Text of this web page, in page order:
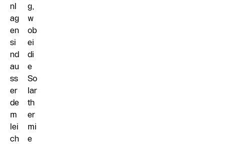
nl
ag
en
si
nd
au
ss
er
de
m
lei
ch
g,
w
ob
ei
di
e
So
lar
th
er
mi
e